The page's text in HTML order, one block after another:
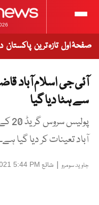
صفحۂ اول تازہ ترین پاکستان
آئی جی اسلام آباد
سے ہٹا دیا گیا
آباد تعینات کر دیا گیا ہے۔
جاوید سومرو| شائع 5:44 PM